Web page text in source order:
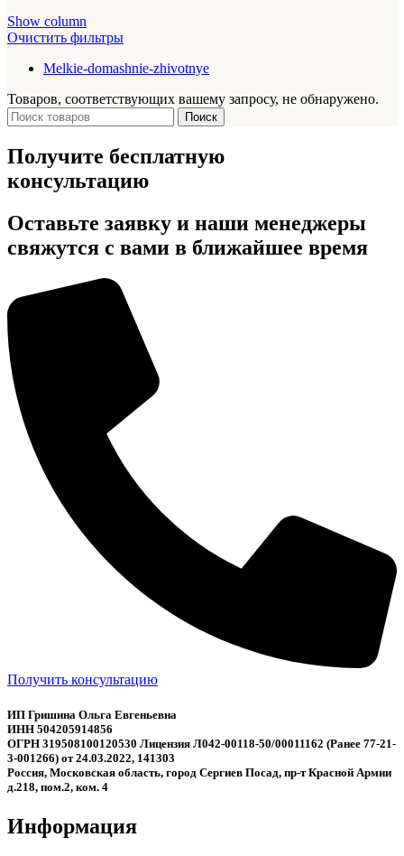
Show column
Очистить фильтры
Melkie-domashnie-zhivotnye
Товаров, соответствующих вашему запросу, не обнаружено.
Поиск
Получите бесплатную
консультацию
Оставьте заявку и наши менеджеры
свяжутся с вами в ближайшее время
Получить консультацию
ИП Гришина Ольга Евгеньевна
ИНН 504205914856
ОГРН 319508100120530 Лицензия Л042-00118-50/00011162 (Ранее 77-21-
3-001266) от 24.03.2022, 141303
Россия, Московская область, город Сергиев Посад, пр-т Красной Армии
д.218, пом.2, ком. 4
Информация